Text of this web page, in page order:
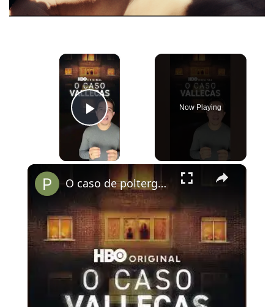
×
Play Video
Now Playing
×
O caso de poltergeist mais famoso da Espanha vai te assombrar no streaming!